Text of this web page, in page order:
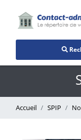
Accueil SPIP